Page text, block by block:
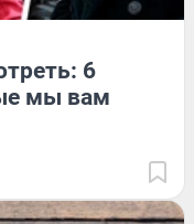
6
мы вам